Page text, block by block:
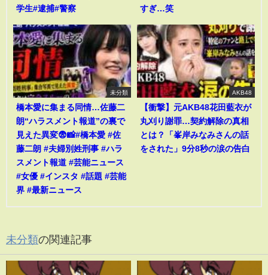
学生#逮捕#警察
すぎ…笑
未分類
橋本愛に集まる同情…佐藤二
朗“ハラスメント報道”の裏で
見えた異変😨📸#橋本愛 #佐
藤二朗 #夫婦別姓刑事 #ハラ
スメント報道 #芸能ニュース
#女優 #インスタ #話題 #芸能
界 #最新ニュース
AKB48
【衝撃】元AKB48花田藍衣が
丸刈り謝罪…契約解除の真相
とは？「峯岸みなみさんの話
をされた」9分8秒の涙の告白
未分類の関連記事